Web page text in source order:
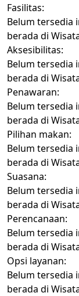
Fasilitas:
Belum tersedia
berada di
Aksesibilitas:
Belum tersedia
berada di
Penawaran:
Belum tersedia
berada di
Pilihan makan:
Belum tersedia
berada di
Suasana:
Belum tersedia
berada di
Perencanaan:
Belum tersedia
berada di
Opsi layanan:
Belum tersedia
berada di